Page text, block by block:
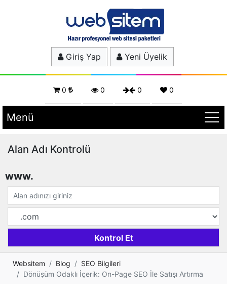
Giriş Yap Yeni Üyelik
0 0 0 0
Menü
Alan Adı Kontrolü
www.
Websitem Blog
SEO Bilgileri
Dönüşüm Odaklı İçerik: On-Page SEO İle Satışı Artırma